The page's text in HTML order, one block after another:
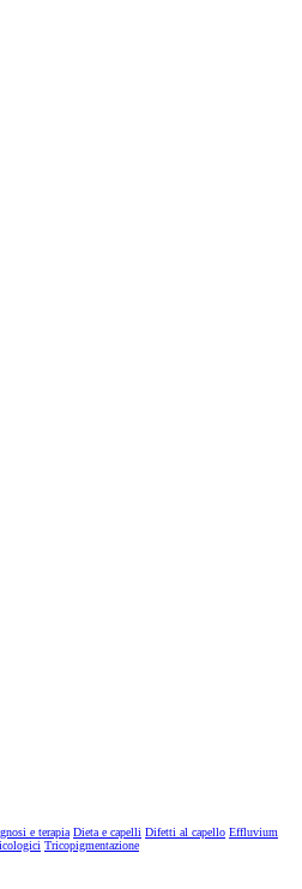
e terapia Dieta e capelli Difetti al capello Effluvium
Tricopigmentazione